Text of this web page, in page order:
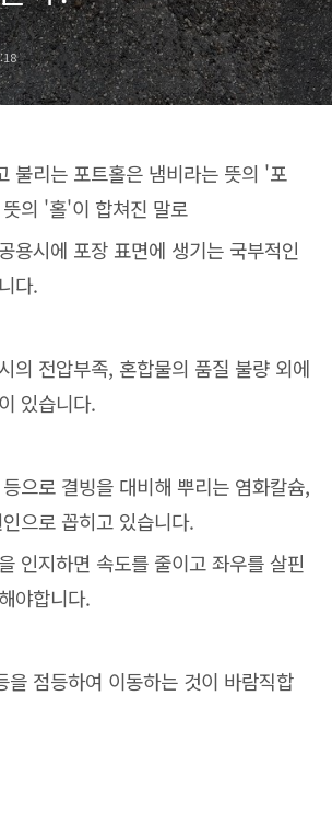
불리는 포트홀은 냄비라는 뜻의 '포
의 '홀'이 합쳐진 말로
용시에 포장 표면에 생기는 국부적인
다.
의 전압부족, 혼합물의 품질 불량 외에
있습니다.
으로 결빙을 대비해 뿌리는 염화칼슘,
으로 꼽히고 있습니다.
인지하면 속도를 줄이고 좌우를 살핀
야합니다.
을 점등하여 이동하는 것이 바람직합